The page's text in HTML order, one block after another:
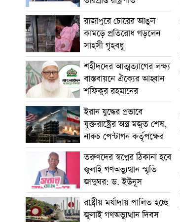
রাজাপুরে চোরের আঙুল
কামড়ে প্রতিরোধ গড়লেন
সাহসী গৃহবধূ
শহীদদের আত্মত্যাগের লক্ষ্য
বাস্তবায়নে ঐক্যের আহ্বান
শফিকুর রহমানের
ইরান যুদ্ধের প্রভাবে
যুক্তরাষ্ট্রের অস্ত্র মজুত শেষ,
নাকচ পেন্টাগন কর্তৃপক্ষের
তরুণদের স্বপ্নের ঠিকানা হবে
জুলাই গণঅভ্যুত্থান স্মৃতি
জাদুঘর: ড. ইউনূস
রাষ্ট্রীয় মর্যাদায় পালিত হচ্ছে
জুলাই গণঅভ্যুত্থান দিবস